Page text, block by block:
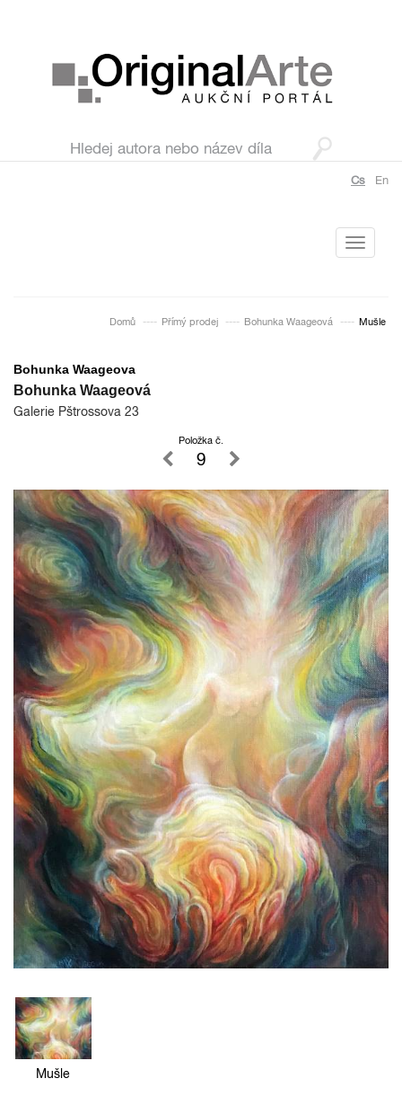
Cs En
Toggle
Domů Přímý prodej Bohunka Waageová Mušle
Bohunka Waageova
Bohunka Waageová
Galerie Pštrossova 23
Položka č.
9
Mušle